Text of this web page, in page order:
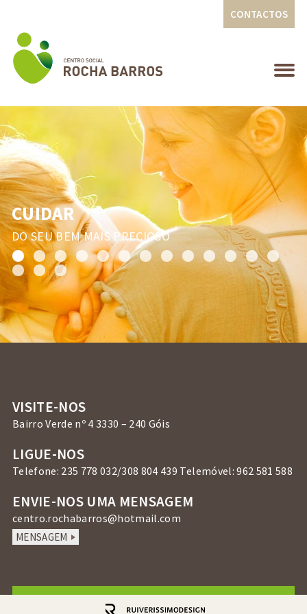
CONTACTOS
CUIDAR
DO SEU BEM MAIS PRECIOSO
VISITE-NOS
Bairro Verde nº 4 3330 – 240 Góis
LIGUE-NOS
Telefone: 235 778 032/308 804 439 Telemóvel: 962 581 588
ENVIE-NOS UMA MENSAGEM
centro.rochabarros@hotmail.com
MENSAGEM